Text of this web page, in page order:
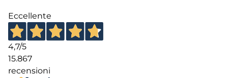
Eccellente
4,7/5
15.867
recensioni